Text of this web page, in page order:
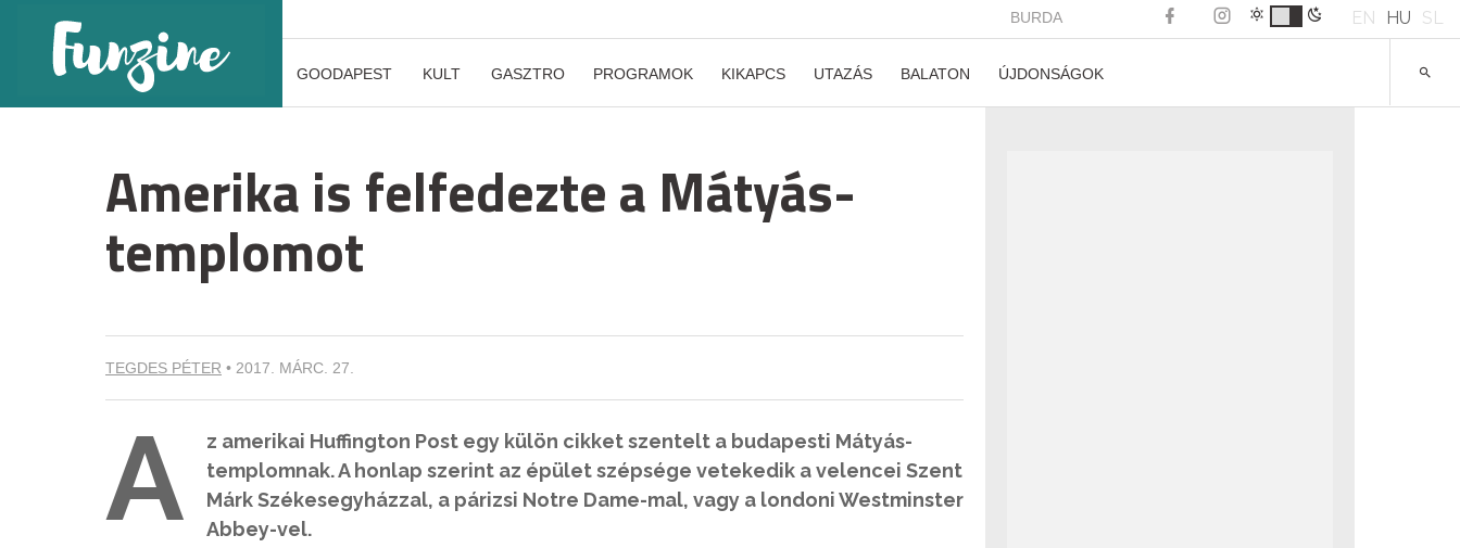
BURDA EN HU SL
GOODAPEST KULT GASZTRO PROGRAMOK KIKAPCS UTAZÁS BALATON ÚJDONSÁGOK
Amerika is felfedezte a Mátyás-
templomot
TEGDES PÉTER • 2017. MÁRC. 27.
A
z amerikai Huffington Post egy külön cikket szentelt a budapesti Mátyás-
templomnak. A honlap szerint az épület szépsége vetekedik a velencei Szent
Márk Székesegyházzal, a párizsi Notre Dame-mal, vagy a londoni Westminster
Abbey-vel.